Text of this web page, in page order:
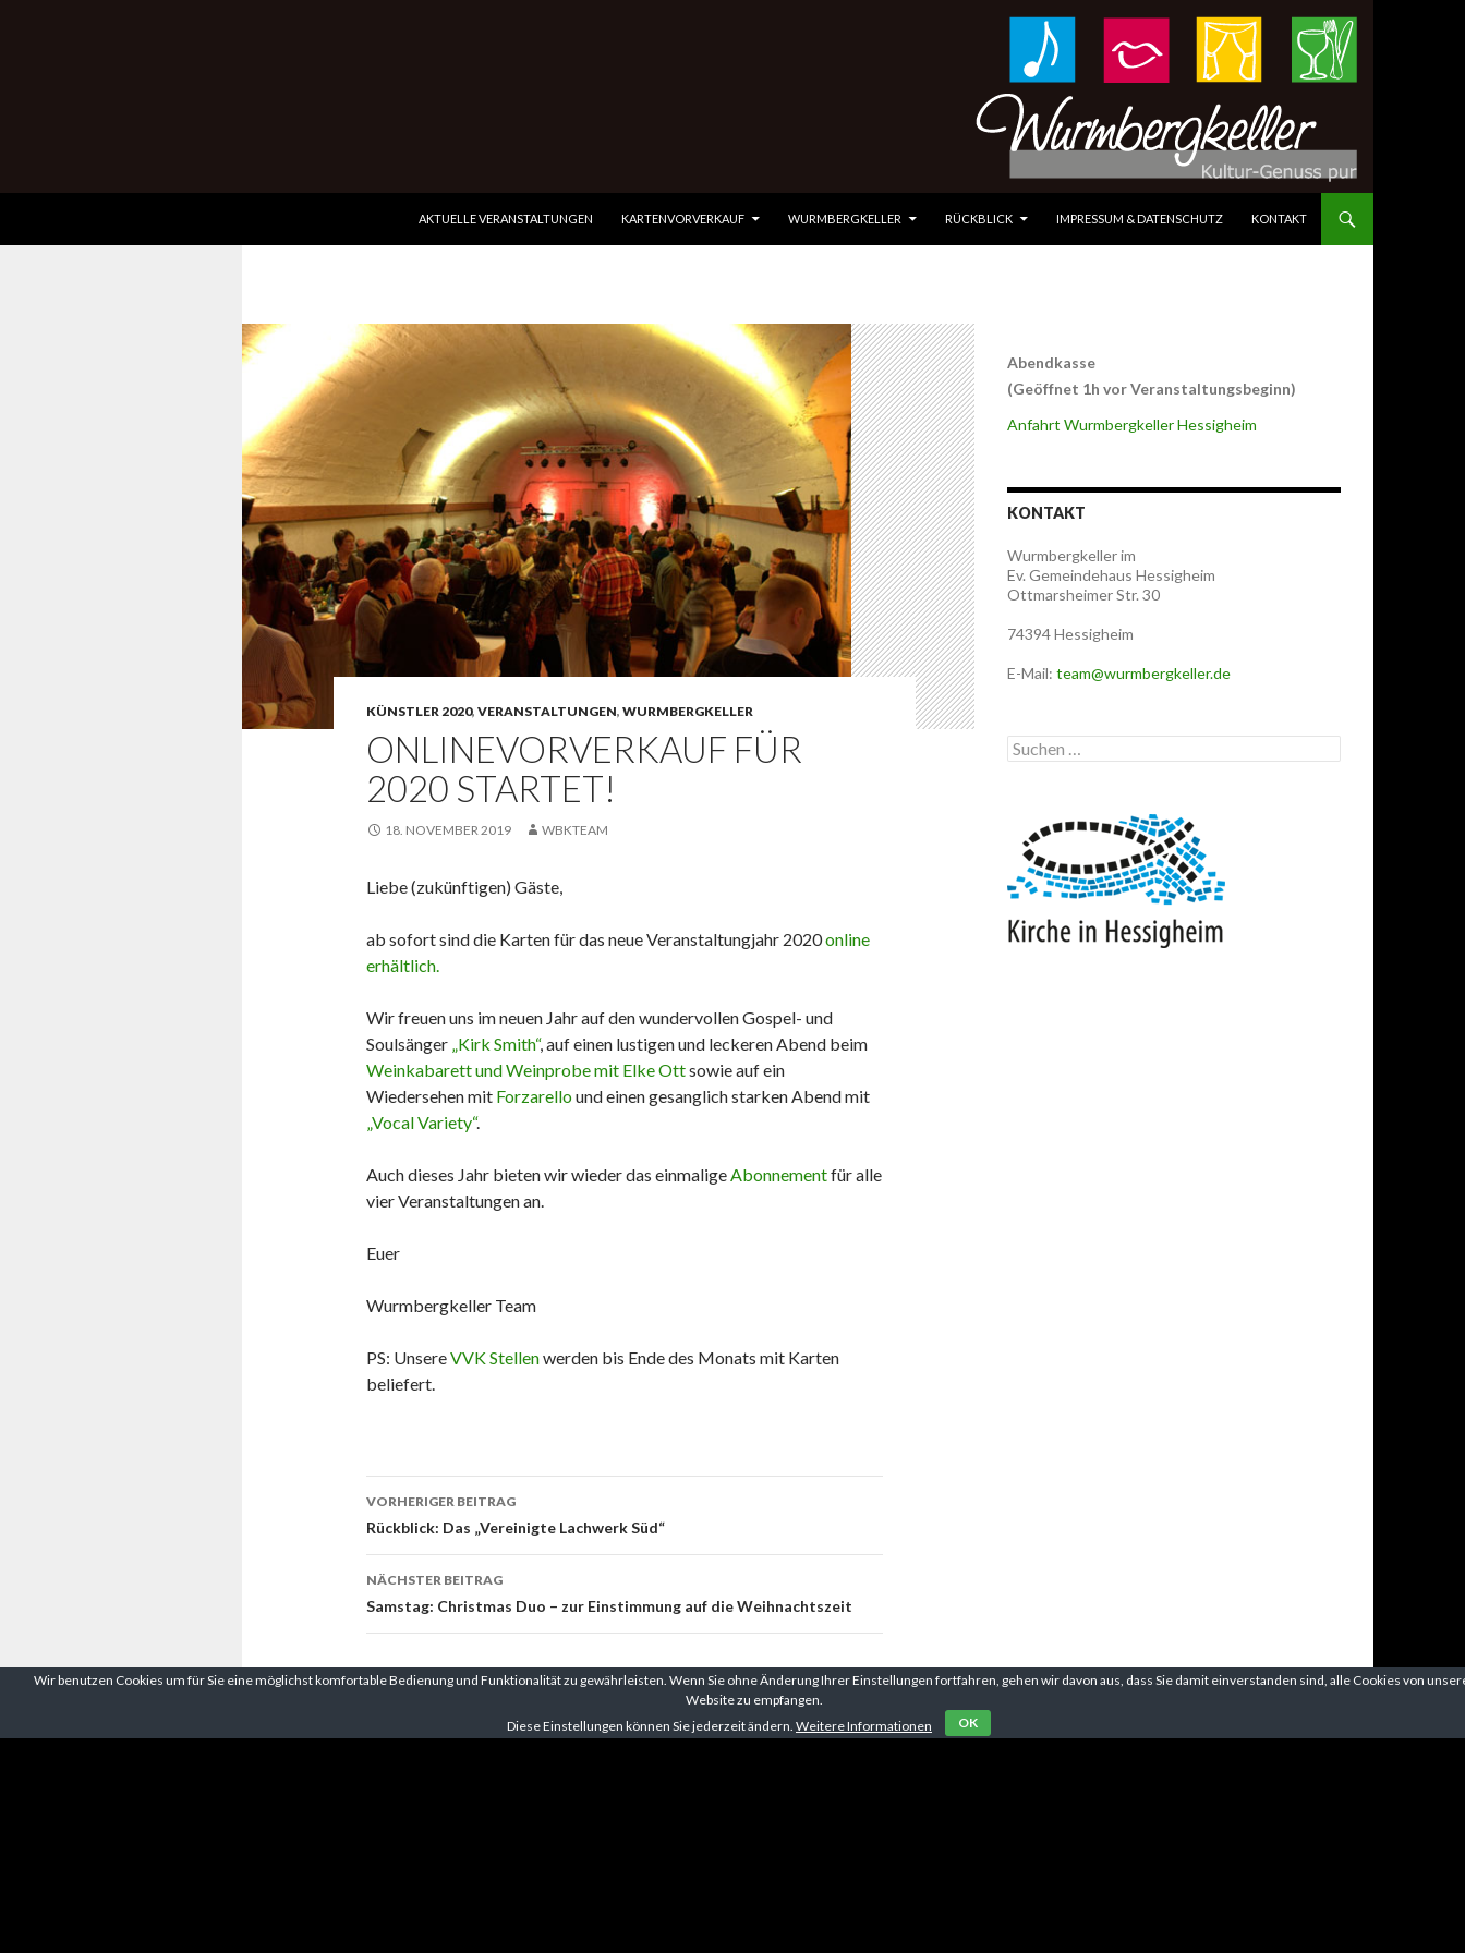
Wurmbergkeller im Ev. Gemeindehaus HessigheimAKTUELLE VERANSTALTUNGEN
KARTENVORVERKAUF WURMBERGKELLER RÜCKBLICK IMPRESSUM & DATENSCHUTZ KONTAKT
KÜNSTLER 2020, VERANSTALTUNGEN, WURMBERGKELLER
ONLINEVORVERKAUF FÜR
2020 STARTET!
18. NOVEMBER 2019 WBKTEAM
Liebe (zukünftigen) Gäste,
ab sofort sind die Karten für das neue Veranstaltungjahr 2020online
erhältlich.
Wir freuen uns im neuen Jahr auf den wundervollen Gospel- und
Soulsänger „Kirk Smith“, auf einen lustigen und leckeren Abend beim
Weinkabarett und Weinprobe mit Elke Ottsowie auf ein
Wiedersehen mit Forzarellound einen gesanglich starken Abend mit
„Vocal Variety“.
Auch dieses Jahr bieten wir wieder das einmalige Abonnementfür alle
vier Veranstaltungen an.
Euer
Wurmbergkeller Team
PS: UnsereVVK Stellenwerden bis Ende des Monats mit Karten
beliefert.
Beitrags-
Navigation
VORHERIGER BEITRAG
Rückblick: Das „Vereinigte Lachwerk Süd“
NÄCHSTER BEITRAG
Samstag: Christmas Duo – zur Einstimmung auf die Weihnachtszeit
Abendkasse
(Geöffnet 1h vor Veranstaltungsbeginn)
Anfahrt Wurmbergkeller Hessigheim
KONTAKT
Wurmbergkeller im
Ev. Gemeindehaus Hessigheim
Ottmarsheimer Str. 30
74394 Hessigheim
E-Mail: team@wurmbergkeller.de
Suchen
nach:
Wir benutzen Cookies um für Sie eine möglichst komfortable Bedienung und Funktionalität zu gewährleisten. Wenn Sie ohne Änderung Ihrer Einstellungen fortfahren, gehen wir davon aus, dass Sie damit einverstanden sind, alle Cookies von
Website zu empfangen.
Diese Einstellungen können Sie jederzeit ändern. Weitere Informationen OK